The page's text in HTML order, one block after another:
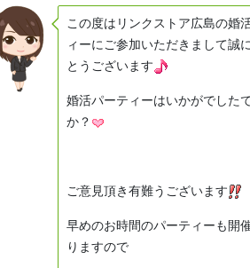
この度はリンクストア広島の婚
ィーにご参加いただきまして誠
とうございます
婚活パーティーはいかがでした
か？
ご意見頂き有難うございます
早めのお時間のパーティーも開
りますので